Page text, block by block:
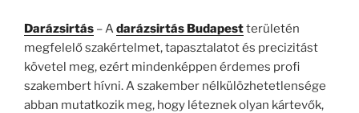
Darázsirtás – Adarázsirtás Budapestterületén
megfelelő szakértelmet, tapasztalatot és precizitást
követel meg, ezért mindenképpen érdemes profi
szakembert hívni. A szakember nélkülözhetetlensége
abban mutatkozik meg, hogy léteznek olyan kártevők,